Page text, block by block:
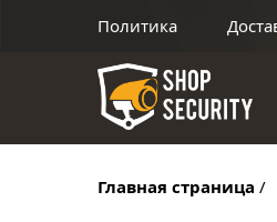
Политика
Главная страница /